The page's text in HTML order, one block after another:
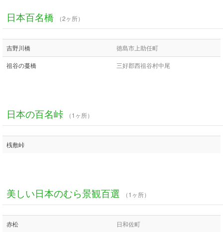
日本百名橋 （2ヶ所）
吉野川橋 徳島市上助任町
祖谷の蔓橋 三好郡西祖谷村中尾
日本の百名峠 （1ヶ所）
桟敷峠
美しい日本のむら景観百選 （1ヶ所）
赤松 日和佐町